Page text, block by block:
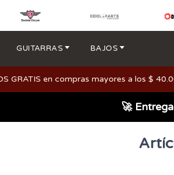
GUITARRAS BAJOS
GRATIS en compras mayores a los $
🚀